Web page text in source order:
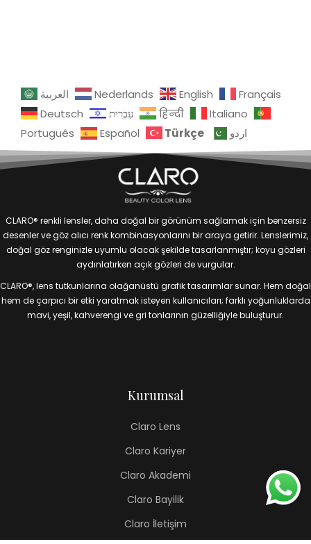
العربية Nederlands English
Français
Deutsch
עִבְרִית हिन्दी
Italiano
Português
Español Türkçe اردو
CLARO® renkli lensler, daha doğal bir görünüm sağlamak için benzersiz
desenler ve göz alıcı renk kombinasyonlarını bir araya getirir. Lenslerimiz,
doğal göz renginizle uyumlu olacak şekilde tasarlanmıştır; koyu gözleri
aydınlatırken açık gözleri de vurgular.
CLARO®, lens tutkunlarına olağanüstü grafik tasarımlar sunar. Hem doğal
hem de çarpıcı bir etki yaratmak isteyen kullanıcıları; farklı yoğunluklarda
mavi, yeşil, kahverengi ve gri tonlarının güzelliğiyle buluşturur.
Kurumsal
Claro Lens
Claro Kariyer
Claro Akademi
Claro Bayilik
Claro İletişim